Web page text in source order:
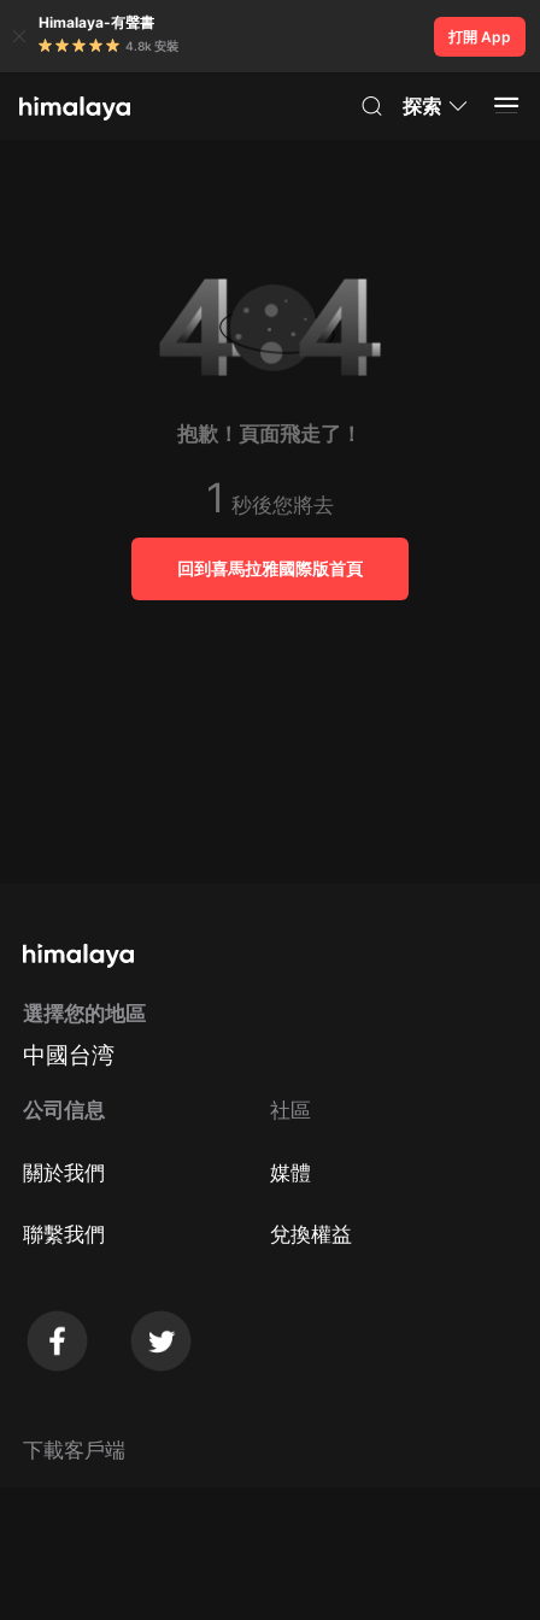
Himalaya-有聲書
4.8k 安裝
打開 App
探索
抱歉！頁面飛走了！
1 秒後您將去
回到喜馬拉雅國際版首頁
選擇您的地區
中國台湾
公司信息
關於我們
聯繫我們
社區
媒體
兌換權益
下載客戶端